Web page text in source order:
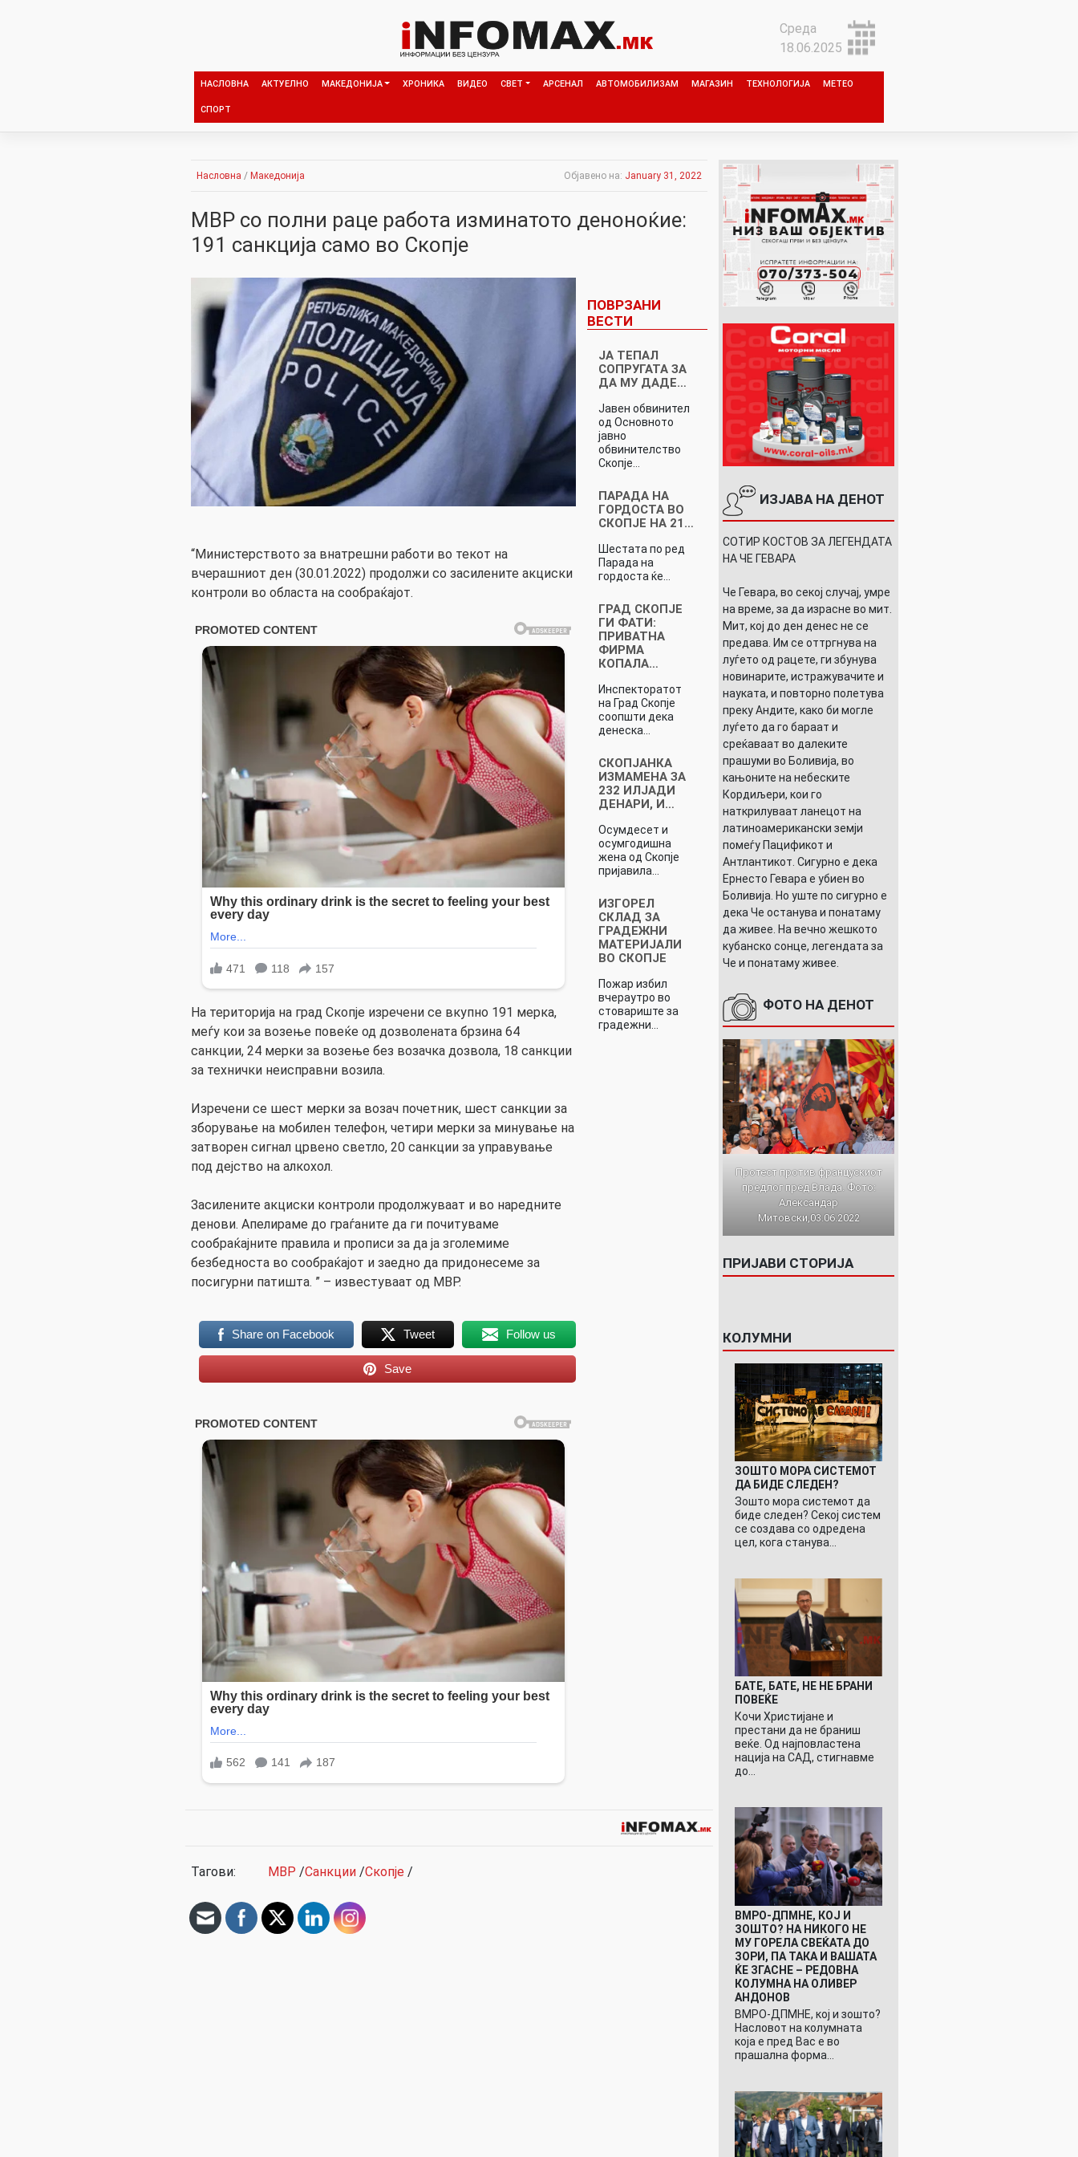
Среда
18.06.2025
НАСЛОВНА АКТУЕЛНО МАКЕДОНИЈА ХРОНИКА ВИДЕО СВЕТ АРСЕНАЛ АВТОМОБИЛИЗАМ МАГАЗИН ТЕХНОЛОГИЈА МЕТЕО
СПОРТ
Насловна / Македонија Објавено на: January 31, 2022
МВР со полни раце работа изминатото деноноќие:
191 санкција само во Скопје
“Министерството за внатрешни работи во текот на
вчерашниот ден (30.01.2022) продолжи со засилените акциски
контроли во областа на сообраќајот.
На територија на град Скопје изречени се вкупно 191 мерка,
меѓу кои за возење повеќе од дозволената брзина 64
санкции, 24 мерки за возење без возачка дозвола, 18 санкции
за технички неисправни возила.
Изречени се шест мерки за возач почетник, шест санкции за
зборување на мобилен телефон, четири мерки за минување на
затворен сигнал црвено светло, 20 санкции за управување
под дејство на алкохол.
Засилените акциски контроли продолжуваат и во наредните
денови. Апелираме до граѓаните да ги почитуваме
сообраќајните правила и прописи за да ја зголемиме
безбедноста во сообраќајот и заедно да придонесеме за
посигурни патишта. ” – известуваат од МВР.
Share on Facebook Tweet Follow us
Save
ПОВРЗАНИ
ВЕСТИ
ЈА ТЕПАЛ
СОПРУГАТА ЗА
ДА МУ ДАДЕ…
Јавен обвинител
од Основното
јавно
обвинителство
Скопје…
ПАРАДА НА
ГОРДОСТА ВО
СКОПЈЕ НА 21…
Шестата по ред
Парада на
гордоста ќе…
ГРАД СКОПЈЕ
ГИ ФАТИ:
ПРИВАТНА
ФИРМА
КОПАЛА…
Инспекторатот
на Град Скопје
соопшти дека
денеска…
СКОПЈАНКА
ИЗМАМЕНА ЗА
232 ИЛЈАДИ
ДЕНАРИ, И…
Осумдесет и
осумгодишна
жена од Скопје
пријавила…
ИЗГОРЕЛ
СКЛАД ЗА
ГРАДЕЖНИ
МАТЕРИЈАЛИ
ВО СКОПЈЕ
Пожар избил
вчераутро во
стовариште за
градежни…
Тагови: МВР /Санкции /Скопје /
ИЗЈАВА НА ДЕНОТ
СОТИР КОСТОВ ЗА ЛЕГЕНДАТА
НА ЧЕ ГЕВАРА
Че Гевара, во секој случај, умре
на време, за да израсне во мит.
Мит, кој до ден денес не се
предава. Им се оттргнува на
луѓето од рацете, ги збунува
новинарите, истражувачите и
науката, и повторно полетува
преку Андите, како би могле
луѓето да го бараат и
среќаваат во далеките
прашуми во Боливија, во
кањоните на небеските
Кордиљери, кои го
наткрилуваат ланецот на
латиноамерикански земји
помеѓу Пацификот и
Антлантикот. Сигурно е дека
Ернесто Гевара е убиен во
Боливија. Но уште по сигурно е
дека Че останува и понатаму
да живее. На вечно жешкото
кубанско сонце, легендата за
Че и понатаму живее.
ФОТО НА ДЕНОТ
Протест против францускиот
предлог пред Влада. Фото:
Александар
Митовски,03.06.2022
ПРИЈАВИ СТОРИЈА
КОЛУМНИ
ЗОШТО МОРА СИСТЕМОТ
ДА БИДЕ СЛЕДЕН?
Зошто мора системот да
биде следен? Секој систем
се создава со одредена
цел, кога станува…
БАТЕ, БАТЕ, НЕ НЕ БРАНИ
ПОВЕЌЕ
Кочи Христијане и
престани да не браниш
веќе. Од најповластена
нација на САД, стигнавме
до…
ВМРО-ДПМНЕ, КОЈ И
ЗОШТО? НА НИКОГО НЕ
МУ ГОРЕЛА СВЕЌАТА ДО
ЗОРИ, ПА ТАКА И ВАШАТА
ЌЕ ЗГАСНЕ – РЕДОВНА
КОЛУМНА НА ОЛИВЕР
АНДОНОВ
ВМРО-ДПМНЕ, кој и зошто?
Насловот на колумната
која е пред Вас е во
прашална форма…